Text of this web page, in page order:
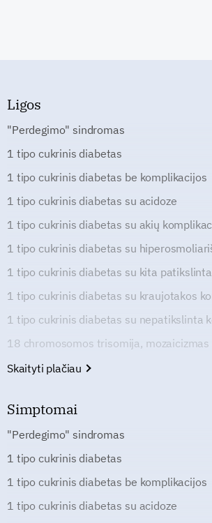
Ligos
"Perdegimo" sindromas
1 tipo cukrinis diabetas
1 tipo cukrinis diabetas be komplikacijos
1 tipo cukrinis diabetas su acidoze
1 tipo cukrinis diabetas su akių
1 tipo cukrinis diabetas su
1 tipo cukrinis diabetas su kita
1 tipo cukrinis diabetas su kraujotakos
1 tipo cukrinis diabetas su nepatikslinta
18 chromosomos trisomija, mozaicizmas
Skaityti plačiau
Simptomai
"Perdegimo" sindromas
1 tipo cukrinis diabetas
1 tipo cukrinis diabetas be komplikacijos
1 tipo cukrinis diabetas su acidoze